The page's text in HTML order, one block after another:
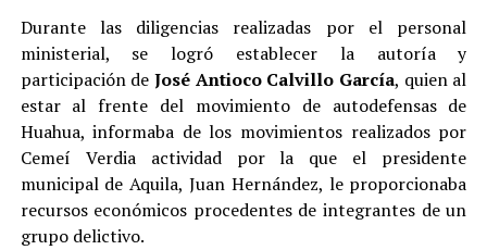
Durante las diligencias realizadas por el personal
ministerial, se logró establecer la autoría y
participación de José Antioco Calvillo García, quien al
estar al frente del movimiento de autodefensas de
Huahua, informaba de los movimientos realizados por
Cemeí Verdia actividad por la que el presidente
municipal de Aquila, Juan Hernández, le proporcionaba
recursos económicos procedentes de integrantes de un
grupo delictivo.